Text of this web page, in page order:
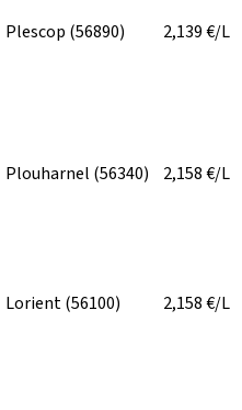
Plescop (56890) 2,139€/L
Plouharnel (56340) 2,158€/L
Lorient(56100) 2,158€/L